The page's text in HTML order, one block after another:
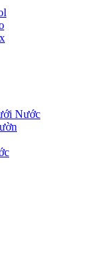
Nước